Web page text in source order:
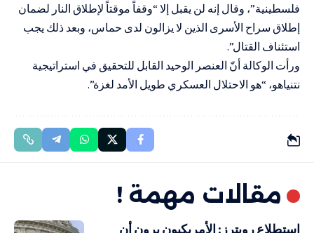
فلسطينية”، وقال إنه لن يقبل إلا “وقفاً موقتاً لإطلاق النار لضمان
إطلاق سراح الأسرى الذين لا يزالون لدى حماس، وبعد ذلك يجب
استئناف القتال”.
ورأت الوكالة أنّ العنصر الوحيد القابل للتحقيق في استراتيجية
نتنياهو، “هو الاحتلال العسكري طويل الأمد لغزة”.
مقالات مهمة !
استطلاع رويترز: الأمريكيون يرون أن